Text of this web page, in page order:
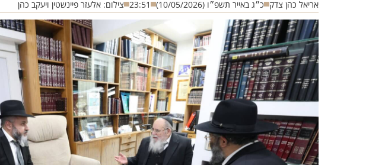
אריאל כהן צדק כ״ג באייר תשפ״ו (10/05/2026) 23:51 צילום: אלעזר פיינשטין ויעקב כהן